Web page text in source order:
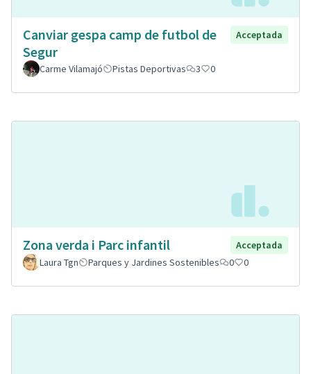
Canviar gespa camp de futbol de
Segur
Acceptada
Carme Vilamajó Pistas Deportivas 3 0
Zona verda i Parc infantil
Acceptada
Laura Tgn
Parques y Jardines Sostenibles 0 0